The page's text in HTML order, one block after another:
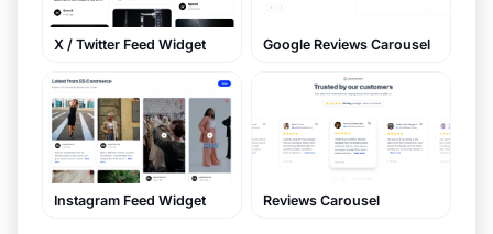
X / Twitter Feed Widget Google Reviews Carousel
Instagram Feed Widget Reviews Carousel